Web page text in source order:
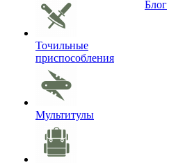
Точильные
приспособления
Мультитулы
Блог